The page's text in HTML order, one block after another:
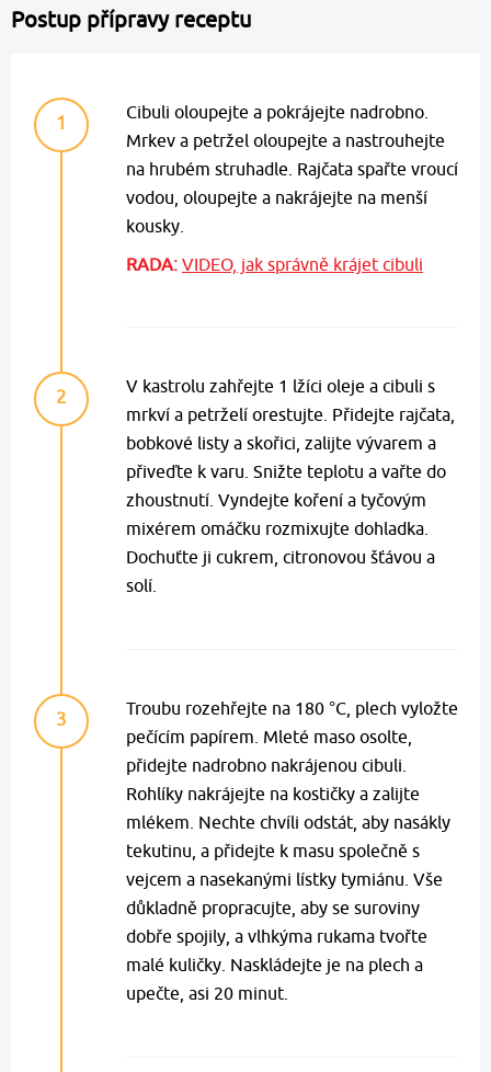
Postup přípravy receptu
1
Cibuli oloupejte a pokrájejte nadrobno.
Mrkev a petržel oloupejte a nastrouhejte
na hrubém struhadle. Rajčata spařte vroucí
vodou, oloupejte a nakrájejte na menší
kousky.
RADA: VIDEO, jak správně krájet cibuli
2
V kastrolu zahřejte 1 lžíci oleje a cibuli s
mrkví a petrželí orestujte. Přidejte rajčata,
bobkové listy a skořici, zalijte vývarem a
přiveďte k varu. Snižte teplotu a vařte do
zhoustnutí. Vyndejte koření a tyčovým
mixérem omáčku rozmixujte dohladka.
Dochuťte ji cukrem, citronovou šťávou a
solí.
3
Troubu rozehřejte na 180 °C, plech vyložte
pečícím papírem. Mleté maso osolte,
přidejte nadrobno nakrájenou cibuli.
Rohlíky nakrájejte na kostičky a zalijte
mlékem. Nechte chvíli odstát, aby nasákly
tekutinu, a přidejte k masu společně s
vejcem a nasekanými lístky tymiánu. Vše
důkladně propracujte, aby se suroviny
dobře spojily, a vlhkýma rukama tvořte
malé kuličky. Naskládejte je na plech a
upečte, asi 20 minut.